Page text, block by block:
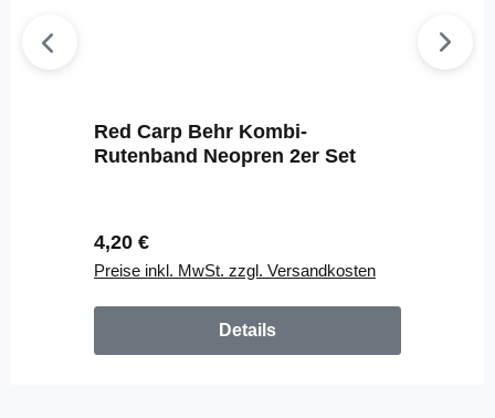
Red Carp Behr Kombi-
Rutenband Neopren 2er Set
Regulärer Preis:
4,20 €
Preise inkl. MwSt. zzgl. Versandkosten
Details